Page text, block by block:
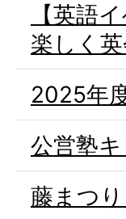
【英語
楽しく英
2025年
公営塾
藤まつ